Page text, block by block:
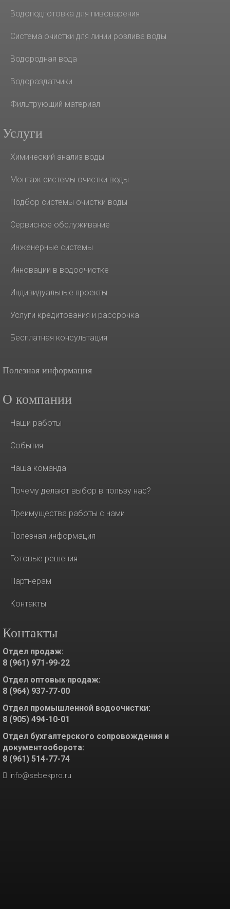
Водоподготовка для пивоварения
Система очистки для линии розлива воды
Водородная вода
Водораздатчики
Фильтрующий материал
Услуги
Химический анализ воды
Монтаж системы очистки воды
Подбор системы очистки воды
Сервисное обслуживание
Инженерные системы
Инновации в водоочистке
Индивидуальные проекты
Услуги кредитования и рассрочка
Бесплатная консультация
Полезная информация
О компании
Наши работы
События
Наша команда
Почему делают выбор в пользу нас?
Преимущества работы с нами
Полезная информация
Готовые решения
Партнерам
Контакты
Контакты
Отдел продаж:
8 (961) 971-99-22
Отдел оптовых продаж:
8 (964) 937-77-00
Отдел промышленной водоочистки:
8 (905) 494-10-01
Отдел бухгалтерского сопровождения и
документооборота:
8 (961) 514-77-74
info@sebekpro.ru